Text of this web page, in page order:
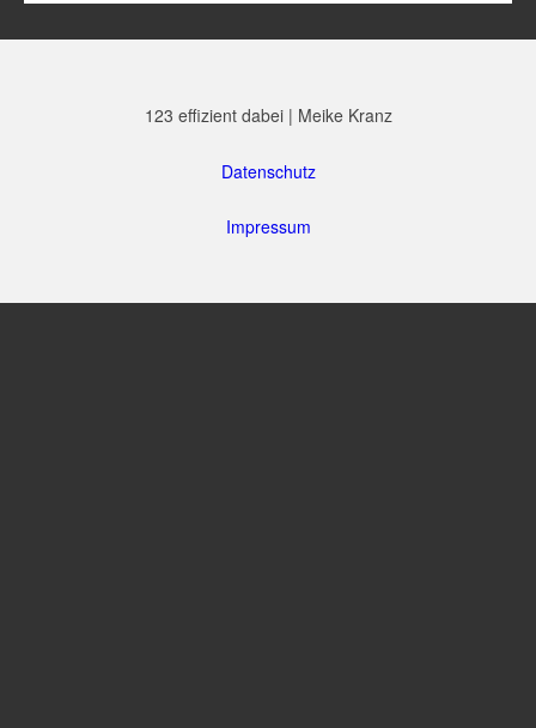
123 effizient dabei | Meike Kranz
Datenschutz
Impressum